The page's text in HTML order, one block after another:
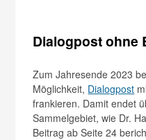
Dialogpost ohne
Zum Jahresende 2023
Möglichkeit, Dialogpost
frankieren. Damit endet
Sammelgebiet, wie Dr.
Beitrag ab Seite 24